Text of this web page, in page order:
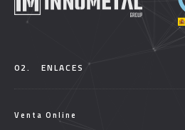
02. ENLACES
Venta Online